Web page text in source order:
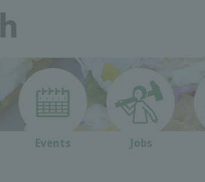
Events Jobs